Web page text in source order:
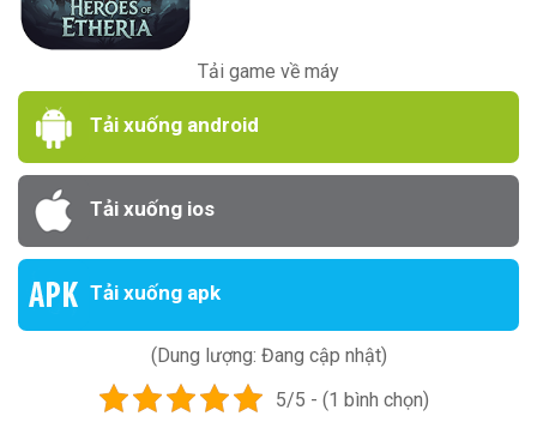
Tải game về máy
Tải xuống android
Tải xuống ios
Tải xuống apk
(Dung lượng: Đang cập nhật)
5/5 - (1 bình chọn)